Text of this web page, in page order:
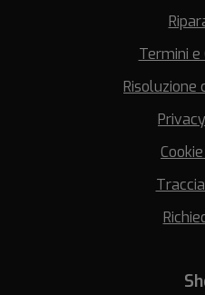
Termini e
Risoluzione